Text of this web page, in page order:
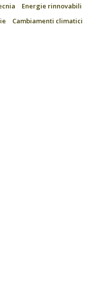
Energie rinnovabili
Cambiamenti climatici